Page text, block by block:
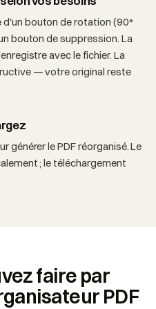
bouton de rotation (90°
bouton de suppression. La
avec le fichier. La
— votre original reste
générer le PDF réorganisé. Le
; le téléchargement
faire par
PDF